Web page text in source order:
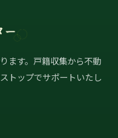
ます。戸籍収集から不動
トップでサポートいたし